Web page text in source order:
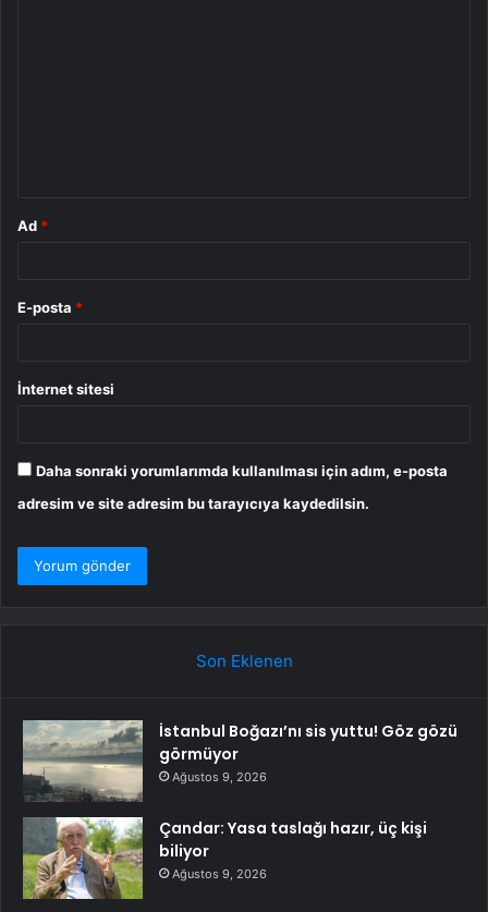
Ad *
E-posta *
İnternet sitesi
Daha sonraki yorumlarımda kullanılması için adım, e-posta
adresim ve site adresim bu tarayıcıya kaydedilsin.
Son Eklenen
İstanbul Boğazı’nı sis yuttu! Göz gözü
görmüyor
Ağustos 9, 2026
Çandar: Yasa taslağı hazır, üç kişi
biliyor
Ağustos 9, 2026